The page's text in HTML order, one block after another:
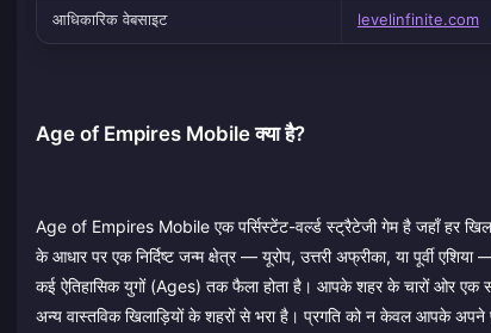
आधिकारिक वेबसाइट levelinfinite.com
Age of Empires Mobile क्या है?
Age of Empires Mobile एक पर्सिस्टेंट-वर्ल्ड स्ट्रैटेजी गेम है जहाँ हर
के आधार पर एक निर्दिष्ट जन्म क्षेत्र — यूरोप, उत्तरी अफ्रीका, या पूर्वी
कई ऐतिहासिक युगों (Ages) तक फैला होता है। आपके शहर के चारों ओर एक
अन्य वास्तविक खिलाड़ियों के शहरों से भरा है। प्रगति को न केवल आपके अपने